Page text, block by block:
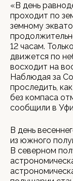
«В день
проходит по
земному
12 часам.
движется по
восходит на
Наблюдая за
проследить,
без компаса
сообщили в
В день
из южного
В северном